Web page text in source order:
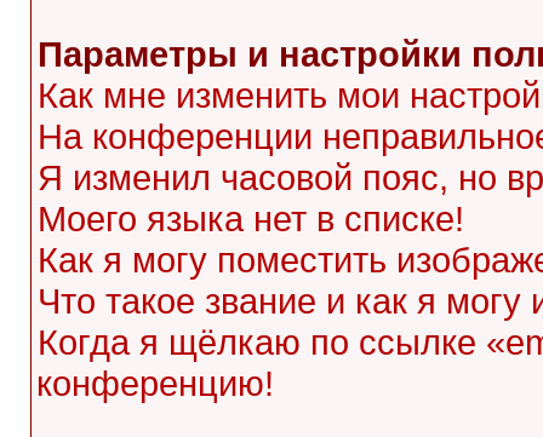
Параметры и настройки
Как мне изменить мои
На конференции
Я изменил часовой пояс, но
Моего языка нет в списке!
Как я могу поместить
Что такое звание и как я могу
Когда я щёлкаю по ссылке
конференцию!